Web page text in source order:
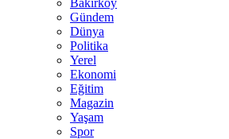
Bakırköy
Gündem
Dünya
Politika
Yerel
Ekonomi
Eğitim
Magazin
Yaşam
Spor